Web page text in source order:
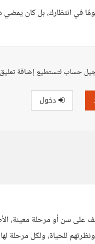
يومًا في انتظارك، بل كان
حساب لتستطيع إضافة تعليق
دخول
على سن أو مرحلة معينة،
للحياة، ولكل مرحلة